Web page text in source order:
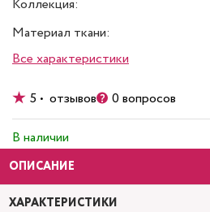
Коллекция:
Материал ткани:
Все характеристики
5 • отзывов 0 вопросов
В наличии
ОПИСАНИЕ
ХАРАКТЕРИСТИКИ